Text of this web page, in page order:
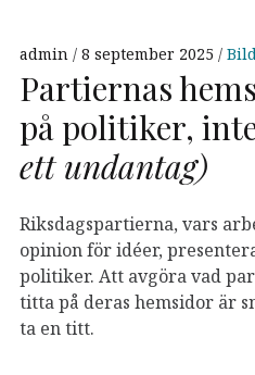
admin 8 september 2025
Partiernas
på politiker,
ett undantag)
Riksdagspartierna, vars
opinion för idéer,
politiker. Att avgöra vad
titta på deras hemsidor är
ta en titt.